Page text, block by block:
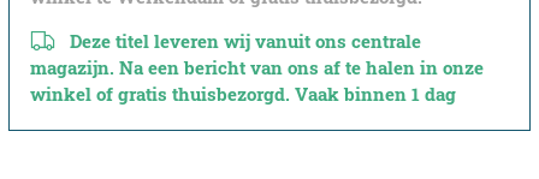
Deze titel leveren wij vanuit ons centrale
magazijn. Na een bericht van ons af te halen in onze
winkel of gratis thuisbezorgd. Vaak binnen 1 dag